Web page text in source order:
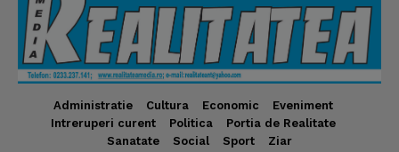
Administratie Cultura Economic
Eveniment
Intreruperi curent
Politica
Portia de Realitate
Sanatate
Social Sport Ziar